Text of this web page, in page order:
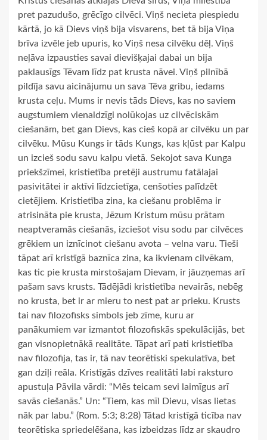
pret pazudušo, grēcīgo cilvēci. Viņš necieta piespiedu
kārtā, jo kā Dievs viņš bija visvarens, bet tā bija Viņa
brīva izvēle jeb upuris, ko Viņš nesa cilvēku dēļ. Viņš
neļāva izpausties savai dievišķajai dabai un bija
paklausīgs Tēvam līdz pat krusta nāvei. Viņš pilnībā
pildīja savu aicinājumu un sava Tēva gribu, iedams
krusta ceļu. Mums ir nevis tāds Dievs, kas no saviem
augstumiem vienaldzīgi nolūkojas uz cilvēciskām
ciešanām, bet gan Dievs, kas cieš kopā ar cilvēku un par
cilvēku. Mūsu Kungs ir tāds Kungs, kas kļūst par Kalpu
un izcieš sodu savu kalpu vietā. Sekojot sava Kunga
priekšzīmei, kristietība pretēji austrumu fatālajai
pasivitātei ir aktīvi līdzcietīga, cenšoties palīdzēt
cietējiem. Kristietība zina, ka ciešanu problēma ir
atrisināta pie krusta, Jēzum Kristum mūsu prātam
neaptveramās ciešanās, izciešot visu sodu par cilvēces
grēkiem un iznīcinot ciešanu avota – velna varu. Tieši
tāpat arī kristīgā baznīca zina, ka ikvienam cilvēkam,
kas tic pie krusta mirstošajam Dievam, ir jāuzņemas arī
pašam savs krusts. Tādējādi kristietība nevairās, nebēg
no krusta, bet ir ar mieru to nest pat ar prieku. Krusts
tai nav filozofisks simbols jeb zīme, kuru ar
panākumiem var izmantot filozofiskās spekulācijās, bet
gan visnopietnākā realitāte. Tāpat arī pati kristietība
nav filozofija, tas ir, tā nav teorētiski spekulatīva, bet
gan dziļi reāla. Kristīgās dzīves realitāti labi raksturo
apustuļa Pāvila vārdi: “Mēs teicam sevi laimīgus arī
savās ciešanās.” Un: “Tiem, kas mīl Dievu, visas lietas
nāk par labu.” (Rom. 5:3; 8:28) Tātad kristīgā ticība nav
teorētiska spriedelēšana, kas izbeidzas līdz ar skaudro